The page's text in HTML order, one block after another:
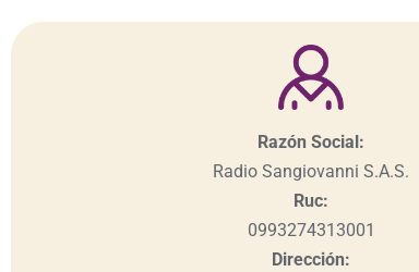
Razón Social:
Radio Sangiovanni S.A.S.
Ruc:
0993274313001
Dirección: